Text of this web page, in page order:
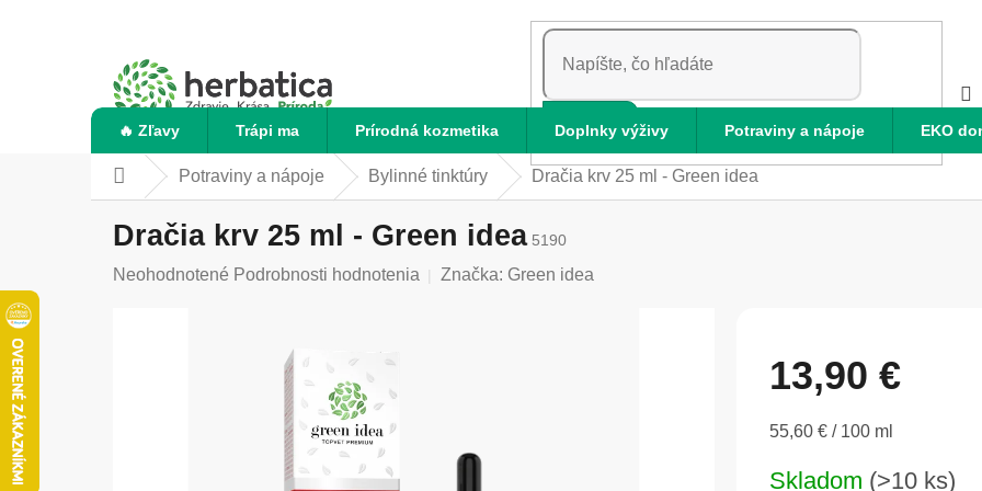
HĽADAŤ
🔥 Zľavy Trápi ma Prírodná kozmetika Doplnky výživy Potraviny a nápoje EKO
DomovPotraviny a nápoje Bylinné tinktúry Dračia krv 25 ml - Green idea
Dračia krv 25 ml - Green idea 5190
Priemerné
Neohodnotené Podrobnosti hodnotenia Značka: Green idea
13,90 €
Jednotková
55,60 € / 100 ml
Skladom (>10 ks)